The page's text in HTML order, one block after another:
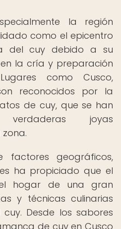
la región
como el epicentro
del cuy debido a su
la cría y preparación
como Cusco,
reconocidos por la
de cuy, que se han
joyas
factores geográficos,
ha propiciado que el
hogar de una gran
y técnicas culinarias
Desde los sabores
de cuy en Cusco